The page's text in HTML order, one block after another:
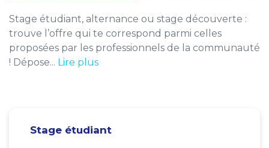
Stage étudiant, alternance ou stage découverte :
trouve l’offre qui te correspond parmi celles
proposées par les professionnels de la communauté
! Dépose... Lire plus
Stage étudiant